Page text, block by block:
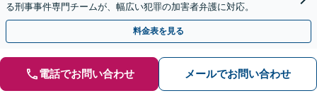
る刑事事件専門チームが、幅広い犯罪の加害者弁護に対応。
料金表を見る
電話でお問い合わせ メールでお問い合わせ